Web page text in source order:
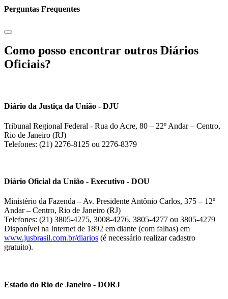
Perguntas Frequentes
Como posso encontrar outros Diários
Oficiais?
Diário da Justiça da União - DJU
Tribunal Regional Federal - Rua do Acre, 80 – 22º Andar – Centro,
Rio de Janeiro (RJ)
Telefones: (21) 2276-8125 ou 2276-8379
Diário Oficial da União - Executivo - DOU
Ministério da Fazenda – Av. Presidente Antônio Carlos, 375 – 12º
Andar – Centro, Rio de Janeiro (RJ)
Telefones: (21) 3805-4275, 3008-4276, 3805-4277 ou 3805-4279
Disponível na Internet de 1892 em diante (com falhas) em
www.jusbrasil.com.br/diarios (é necessário realizar cadastro
gratuito).
Estado do Rio de Janeiro - DORJ